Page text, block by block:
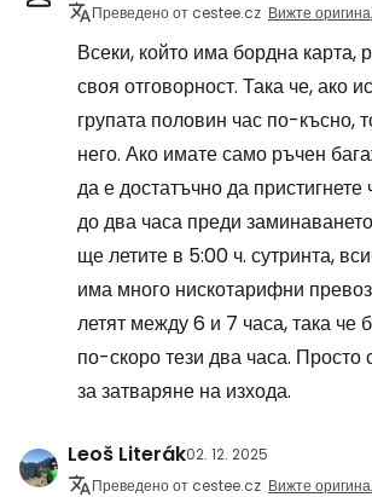
Преведено от cestee.cz Вижте
Всеки, който има бордна карта,
своя отговорност. Така че, ако
групата половин час по-късно,
него. Ако имате само ръчен
да е достатъчно да
до два часа преди
ще летите в 5:00 ч. сутринта,
има много нискотарифни
летят между 6 и 7 часа, така че
по-скоро тези два часа. Просто
за затваряне на изхода.
Leoš Literák02. 12. 2025
Преведено от cestee.cz Вижте